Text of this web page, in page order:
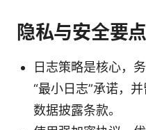
隐私与安全要点
日志策略是核心，
“最小日志”承诺，
数据披露条款。